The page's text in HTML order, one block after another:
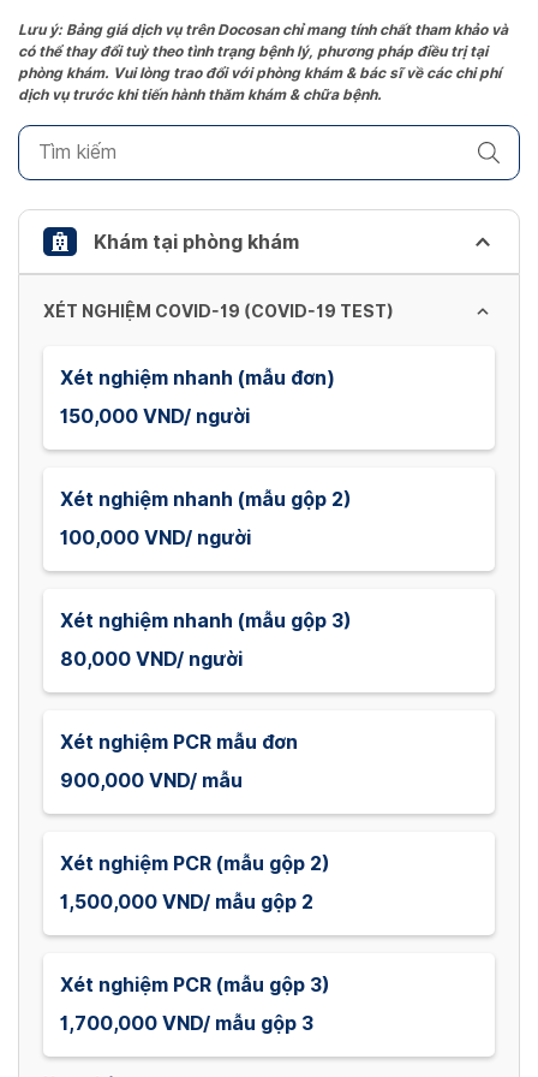
the
question
mark
to
keyboard
shortcuts
changing
Lưu ý: Bảng giá dịch vụ trên Docosan chỉ mang tính chất tham khảo và
có thể thay đổi tuỳ theo tình trạng bệnh lý, phương pháp điều trị tại
phòng khám. Vui lòng trao đổi với phòng khám & bác sĩ về các chi phí
dịch vụ trước khi tiến hành thăm khám & chữa bệnh.
Khám tại phòng khám
XÉT NGHIỆM COVID-19 (COVID-19 TEST)
Xét nghiệm nhanh (mẫu đơn)
150,000 VND/ người
Xét nghiệm nhanh (mẫu gộp 2)
100,000 VND/ người
Xét nghiệm nhanh (mẫu gộp 3)
80,000 VND/ người
Xét nghiệm PCR mẫu đơn
900,000 VND/ mẫu
Xét nghiệm PCR (mẫu gộp 2)
1,500,000 VND/ mẫu gộp 2
Xét nghiệm PCR (mẫu gộp 3)
1,700,000 VND/ mẫu gộp 3